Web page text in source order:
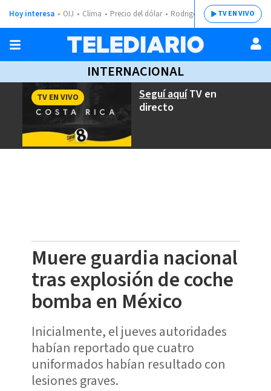
Hoy interesa OIJ Clima Precio del dólar Rodrigo ChavesTV EN VIVO
INTERNACIONAL
Seguí aquíTV en
directo
TV EN VIVO
Muere guardia nacional
tras explosión de coche
bomba en México
Inicialmente, el jueves autoridades
habían reportado que cuatro
uniformados habían resultado con
lesiones graves.